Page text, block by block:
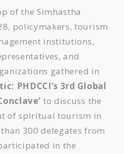
of the Simhastha
policymakers, tourism
institutions,
and
gathered in
PHDCCI’s 3rd Global
to discuss the
of spiritual tourism in
300 delegates from
in the